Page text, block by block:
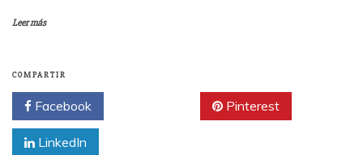
Leer más
COMPARTIR
Facebook Pinterest
LinkedIn